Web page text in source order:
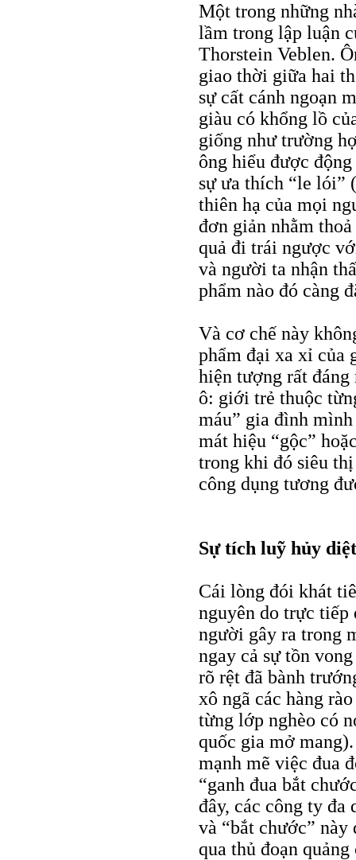
Một trong những
lầm trong lập luận
Thorstein Veblen.
giao thời giữa hai
sự cất cánh ngoạn
giàu có khổng lồ
giống như trường
ông hiểu được
sự ưa thích “le lói”
thiên hạ của mọi
đơn giản nhằm
quả đi trái ngược
và người ta nhận
phẩm nào đó càng
Và cơ chế này
phẩm đại xa xỉ của
hiện tượng rất
ô: giới trẻ thuộc
máu” gia đình
mát hiệu “gộc”
trong khi đó siêu
công dụng tương
Sự tích luỹ hủy diệt
Cái lòng đói khát
nguyên do trực tiếp
người gây ra trong
ngay cả sự tồn
rõ rệt đã bành
xô ngã các hàng
từng lớp nghèo có
quốc gia mở
mạnh mẽ việc đua
“ganh đua bắt
đây, các công ty
và “bắt chước”
qua thủ đoạn